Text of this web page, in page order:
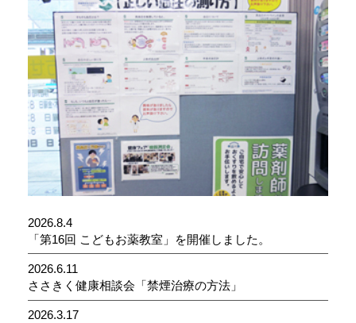
2026.8.4
「第16回 こどもお薬教室」を開催しました。
2026.6.11
ささきく健康相談会「禁煙治療の方法」
2026.3.17